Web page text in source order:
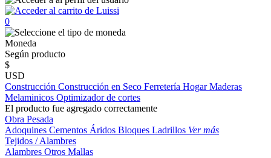
0
Moneda
Según producto
$
USD
Construcción Construcción en Seco Ferretería HogarMaderas
Melaminicos Optimizador de cortes
El producto fue agregado correctamente
Obra Pesada
Adoquines Cementos Áridos Bloques Ladrillos Ver más
Tejidos / Alambres
Alambres Otros Mallas